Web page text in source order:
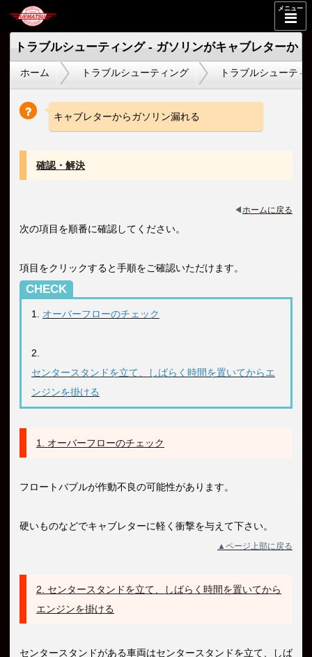
メニュー
トラブルシューティング - ガソリンがキャブレターか
ら漏れる
ホーム トラブルシューティング トラブルシューテ
キャブレターからガソリン漏れる
確認・解決
◀︎ ホームに戻る
次の項目を順番に確認してください。
項目をクリックすると手順をご確認いただけます。
CHECK
1. オーバーフローのチェック
2.
センタースタンドを立て、しばらく時間を置いてからエ
ンジンを掛ける
1. オーバーフローのチェック
フロートバブルが作動不良の可能性があります。
硬いものなどでキャブレターに軽く衝撃を与えて下さい。
▲ページ上部に戻る
2. センタースタンドを立て、しばらく時間を置いてから
エンジンを掛ける
センタースタンドがある車両はセンタースタンドを立て、しば